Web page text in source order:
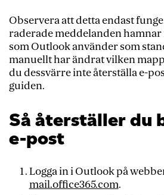
Observera att detta endast
raderade meddelanden
som Outlook använder som
manuellt har ändrat vilken
du dessvärre inte återställa e-
guiden.
Så återställer du
e-post
Logga in i Outlook på
mail.office365.com.